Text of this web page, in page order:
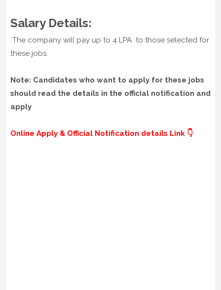
Salary Details:
The company will pay up to 4 LPA to those selected for
these jobs.
Note: Candidates who want to apply for these jobs
should read the details in the official notification and
apply
Online Apply & Official Notification details Link 👇